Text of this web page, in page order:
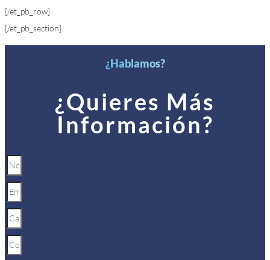
[/et_pb_row]
[/et_pb_section]
¿Hablamos?
¿Quieres Más
Información?